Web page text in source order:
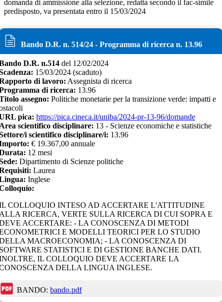
domanda di ammissione alla selezione, redatta secondo il fac-simile
predisposto, va presentata entro il 15/03/2024
Bando D.R. n. 514/24 - Programma di ricerca n. 13.96
D.R. n.514 del 12/02/2024
15/03/2024 (scaduto)
di lavoro: Assegnista di ricerca
di ricerca: 13.96
assegno: Politiche monetarie per la transizione verde: impatti e
pica: https://pica.cineca.it/uniba/2024-pr-13-96/domande
scientifico disciplinare: 13 - Scienze economiche e statistiche
i scientifico disciplinare/i: 13.96
€ 19.367,00 annuale
12 mesi
Dipartimento di Scienze politiche
Laurea
Inglese
COLLOQUIO INTESO AD ACCERTARE L'ATTITUDINE
RICERCA, VERTE SULLA RICERCA DI CUI SOPRA E
ACCERTARE: - LA CONOSCENZA DI METODI
E MODELLI TEORICI PER LO STUDIO
MACROECONOMIA; - LA CONOSCENZA DI
STATISTICI E DI GESTIONE BANCHE DATI.
IL COLLOQUIO DEVE ACCERTARE LA
DELLA LINGUA INGLESE.
BANDO: bando.pdf